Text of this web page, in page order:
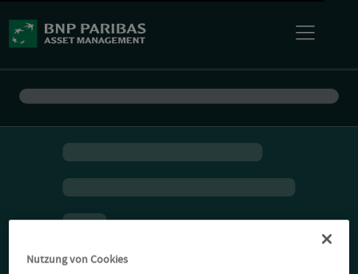
Nutzung von Cookies